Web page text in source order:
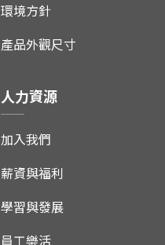
環境方針
產品外觀尺寸
人力資源
加入我們
薪資與福利
學習與發展
員工樂活